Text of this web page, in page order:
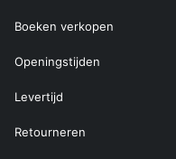
Boeken verkopen
Openingstijden
Levertijd
Retourneren